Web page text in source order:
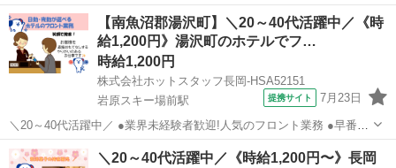
的に働けます! ●休憩なしの実働6時間勤務なので効率的に稼いでプラ
イベート充実♪ □■お仕事■□ リゾートホテルでのキッチン補助のお仕事
です。 ホテ...
新潟 南魚沼市 岩原スキー場前駅
【南魚沼郡湯沢町】＼20～40代活躍中／《時
給1,200円》湯沢町のホテルでフ…
時給1,200円
株式会社ホットスタッフ長岡-HSA52151
岩原スキー場前駅
提携サイト 7月23日
＼20～40代活躍中／ ●業界未経験者歓迎!人気のフロント業務 ●早番・
遅番・夜勤が選べるので予定が立てやすく安定的に働けます! □■お仕
事■□ リゾートホテルでのチェックインやチェックアウト業務などのお
新潟 南魚沼市 岩原スキー場前駅 フロント
＼20～40代活躍中／《時給1,200円〜》長岡